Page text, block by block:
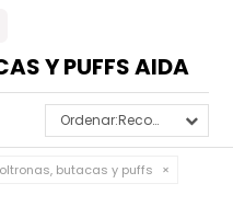
Y PUFFS AIDA
Recomendados
butacas y puffs